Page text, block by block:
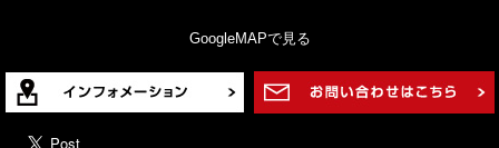
GoogleMAPで見る